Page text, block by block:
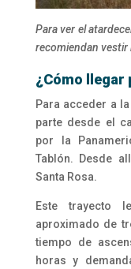
Para ver el
recomiendan vestir
¿Cómo llegar
Para acceder a
parte desde el
por la
Tablón. Desde
Santa Rosa.
Este trayecto
aproximado de
tiempo de
horas y